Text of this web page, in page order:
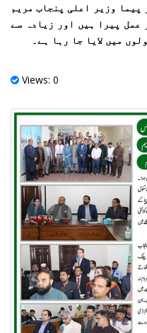
پیما وزیر اعلی پنجاب مریم
عمل پیرا ہیں اور زیادہ سے
میں لایا جا رہا ہے۔
Views: 0